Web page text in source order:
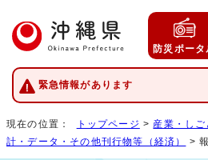
防災ポータ
緊急情報があります
現在の位置： トップページ > 産業・しご
計・データ・その他刊行物等（経済）
>